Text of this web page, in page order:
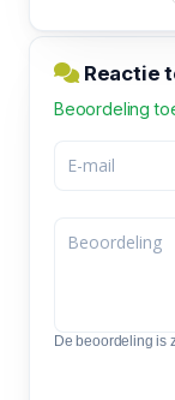
Reactie
Beoordeling
De beoordeling is